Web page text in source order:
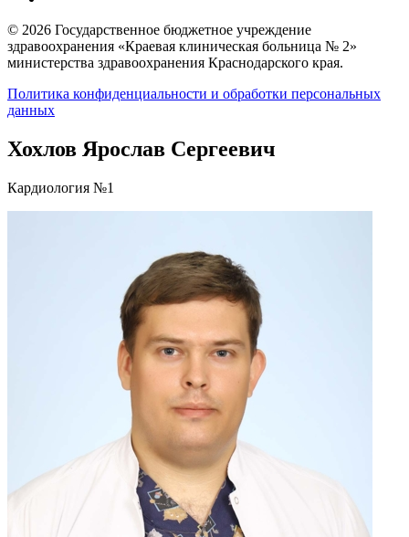
© 2026 Государственное бюджетное учреждение
здравоохранения «Краевая клиническая больница № 2»
министерства здравоохранения Краснодарского края.
Политика конфиденциальности и обработки персональных
данных
Хохлов Ярослав Сергеевич
Кардиология №1